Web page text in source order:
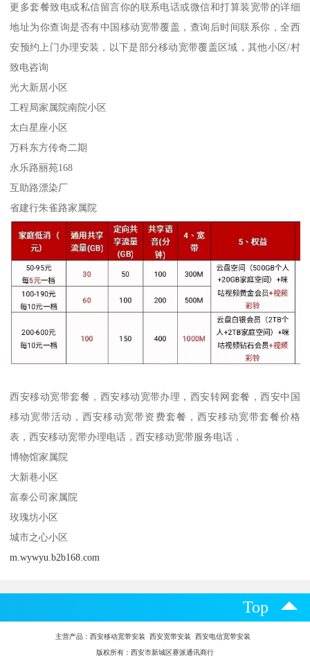
更多套餐致电或私信留言你的联系电话或微信和打算装宽带的详细
地址为你查询是否有中国移动宽带覆盖，查询后时间联系你，全西
安预约上门办理安装，以下是部分移动宽带覆盖区域，其他小区/村
致电咨询
光大新居小区
工程局家属院南院小区
太白星座小区
万科东方传奇二期
永乐路丽苑168
互助路漂染厂
省建行朱雀路家属院
西安移动宽带套餐，西安移动宽带办理，西安转网套餐，西安中国
移动宽带活动，西安移动宽带资费套餐，西安移动宽带套餐价格
表，西安移动宽带办理电话，西安移动宽带服务电话，
博物馆家属院
大新巷小区
富泰公司家属院
玫瑰坊小区
城市之心小区
m.wywyu.b2b168.com
Top
主营产品： 西安移动宽带安装 西安宽带安装 西安电信宽带安装
版权所有：西安市新城区赛派通讯商行